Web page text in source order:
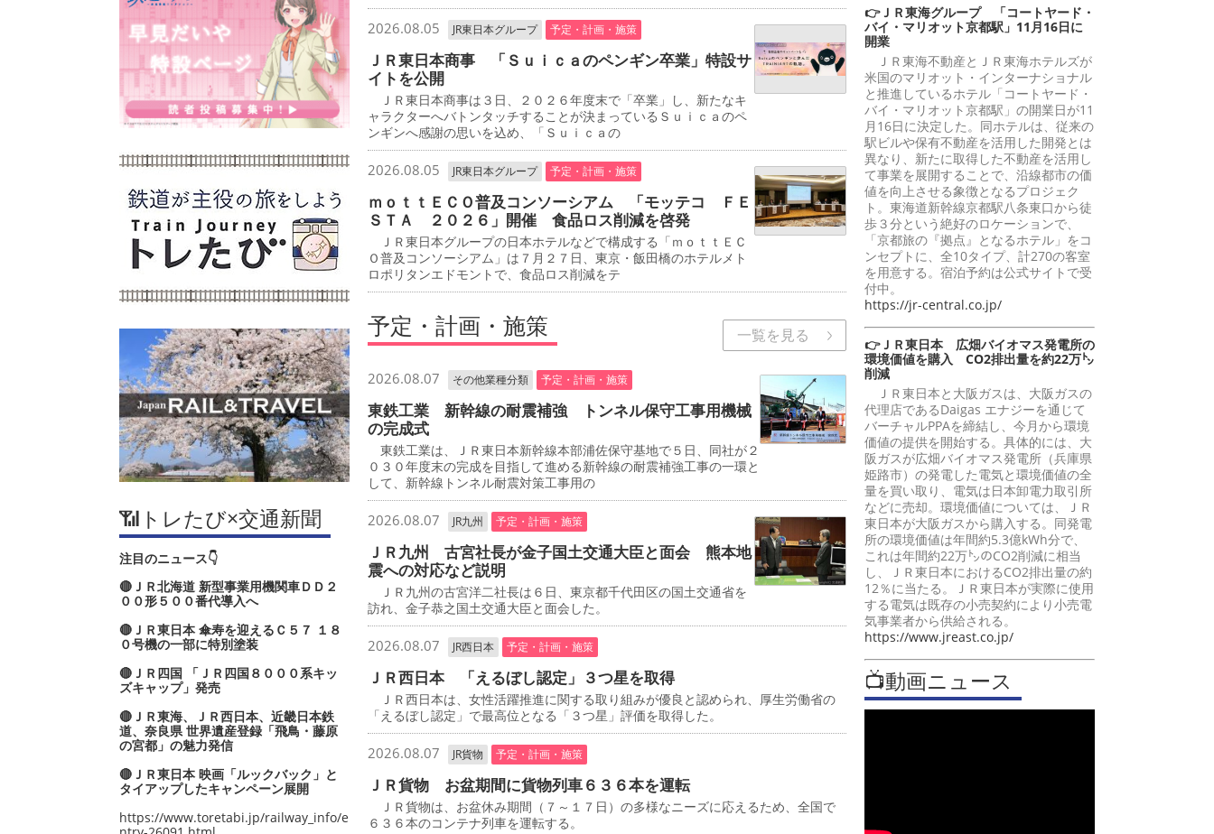
📶トレたび×交通新聞
注目のニュース👇
🔴ＪＲ北海道 新型事業用機関車ＤＤ２
００形５００番代導入へ
🔴ＪＲ東日本 傘寿を迎えるＣ５７ １８
０号機の一部に特別塗装
🔴ＪＲ四国 「ＪＲ四国８０００系キッ
ズキャップ」発売
🔴ＪＲ東海、ＪＲ西日本、近畿日本鉄
道、奈良県 世界遺産登録「飛鳥・藤原
の宮都」の魅力発信
🔴ＪＲ東日本 映画「ルックバック」と
タイアップしたキャンペーン展開
https://www.toretabi.jp/railway_info/e
2026.08.05 JR東日本グループ 予定・計画・施策
ＪＲ東日本商事 「Ｓｕｉｃａのペンギン卒業」特設サ
イトを公開
ＪＲ東日本商事は３日、２０２６年度末で「卒業」し、新たなキ
ャラクターへバトンタッチすることが決まっているＳｕｉｃａのペ
ンギンへ感謝の思いを込め、「Ｓｕｉｃａの
2026.08.05 JR東日本グループ 予定・計画・施策
ｍｏｔｔＥＣＯ普及コンソーシアム 「モッテコ ＦＥ
ＳＴＡ ２０２６」開催 食品ロス削減を啓発
ＪＲ東日本グループの日本ホテルなどで構成する「ｍｏｔｔＥＣ
Ｏ普及コンソーシアム」は７月２７日、東京・飯田橋のホテルメト
ロポリタンエドモントで、食品ロス削減をテ
予定・計画・施策 一覧を見る
2026.08.07 その他業種分類 予定・計画・施策
東鉄工業 新幹線の耐震補強 トンネル保守工事用機械
の完成式
東鉄工業は、ＪＲ東日本新幹線本部浦佐保守基地で５日、同社が２
０３０年度末の完成を目指して進める新幹線の耐震補強工事の一環と
して、新幹線トンネル耐震対策工事用の
2026.08.07 JR九州 予定・計画・施策
ＪＲ九州 古宮社長が金子国土交通大臣と面会 熊本地
震への対応など説明
ＪＲ九州の古宮洋二社長は６日、東京都千代田区の国土交通省を
訪れ、金子恭之国土交通大臣と面会した。
2026.08.07 JR西日本 予定・計画・施策
ＪＲ西日本 「えるぼし認定」３つ星を取得
ＪＲ西日本は、女性活躍推進に関する取り組みが優良と認められ、厚生労働省の
「えるぼし認定」で最高位となる「３つ星」評価を取得した。
2026.08.07 JR貨物 予定・計画・施策
ＪＲ貨物 お盆期間に貨物列車６３６本を運転
ＪＲ貨物は、お盆休み期間（７～１７日）の多様なニーズに応えるため、全国で
６３６本のコンテナ列車を運転する。
👉ＪＲ東海グループ 「コートヤード・
バイ・マリオット京都駅」11月16日に
開業
ＪＲ東海不動産とＪＲ東海ホテルズが
米国のマリオット・インターナショナル
と推進しているホテル「コートヤード・
バイ・マリオット京都駅」の開業日が11
月16日に決定した。同ホテルは、従来の
駅ビルや保有不動産を活用した開発とは
異なり、新たに取得した不動産を活用し
て事業を展開することで、沿線都市の価
値を向上させる象徴となるプロジェク
ト。東海道新幹線京都駅八条東口から徒
歩３分という絶好のロケーションで、
「京都旅の『拠点』となるホテル」をコ
ンセプトに、全10タイプ、計270の客室
を用意する。宿泊予約は公式サイトで受
付中。
https://jr-central.co.jp/
👉ＪＲ東日本 広畑バイオマス発電所の
環境価値を購入 CO2排出量を約22万㌧
削減
ＪＲ東日本と大阪ガスは、大阪ガスの
代理店であるDaigas エナジーを通じて
バーチャルPPAを締結し、今月から環境
価値の提供を開始する。具体的には、大
阪ガスが広畑バイオマス発電所（兵庫県
姫路市）の発電した電気と環境価値の全
量を買い取り、電気は日本卸電力取引所
などに売却。環境価値については、ＪＲ
東日本が大阪ガスから購入する。同発電
所の環境価値は年間約5.3億kWh分で、
これは年間約22万㌧のCO2削減に相当
し、ＪＲ東日本におけるCO2排出量の約
12％に当たる。ＪＲ東日本が実際に使用
する電気は既存の小売契約により小売電
気事業者から供給される。
https://www.jreast.co.jp/
📺動画ニュース